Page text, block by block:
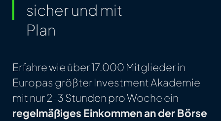
sicher und mit
Plan
Erfahre wie über 17.000 Mitglieder in
Europas größter Investment Akademie
mit nur 2-3 Stunden pro Woche ein
regelmäßiges Einkommen an der Börse